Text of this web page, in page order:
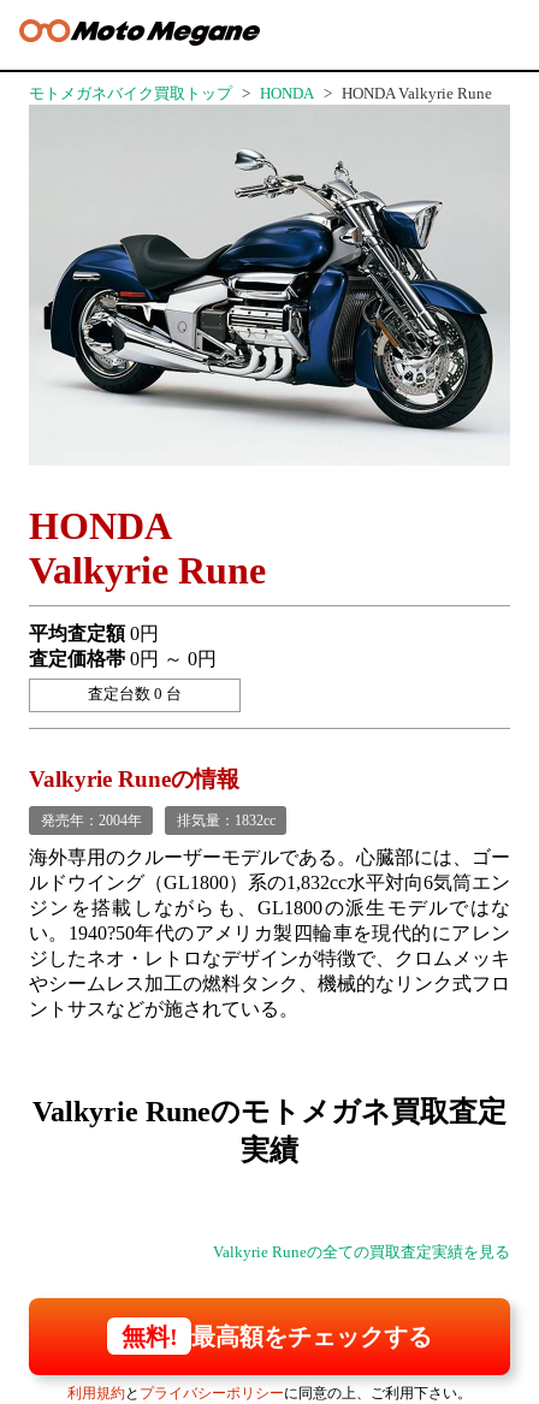
モトメガネバイク買取トップ HONDA HONDA Valkyrie Rune
HONDA
Valkyrie Rune
平均査定額0円
査定価格帯 0円 ～ 0円
査定台数 0 台
Valkyrie Runeの情報
発売年：2004年 排気量：1832cc
海外専用のクルーザーモデルである。心臓部には、ゴー
ルドウイング（GL1800）系の1,832cc水平対向6気筒エン
ジンを搭載しながらも、GL1800の派生モデルではな
い。1940?50年代のアメリカ製四輪車を現代的にアレン
ジしたネオ・レトロなデザインが特徴で、クロムメッキ
やシームレス加工の燃料タンク、機械的なリンク式フロ
ントサスなどが施されている。
Valkyrie Runeのモトメガネ買取査定
実績
Valkyrie Runeの全ての買取査定実績を見る
無料! 最高額をチェックする
利用規約と プライバシーポリシーに同意の上、ご利用下さい。